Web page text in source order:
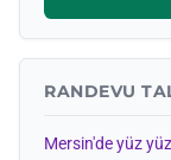
RANDEVU
Mersin'de yüz